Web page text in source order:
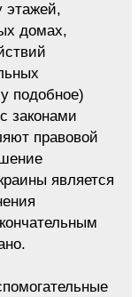
этажей,
домах,
подобное)
законами
правовой
является